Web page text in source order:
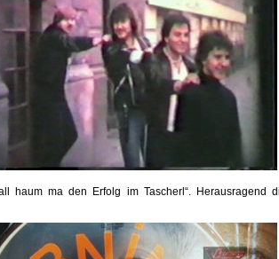
haum ma den Erfolg im Tascherl“. Herausragend